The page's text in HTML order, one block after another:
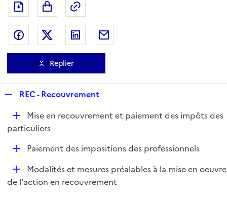
Exporter le document au format pdf
Partager sur Facebook
Partager sur Twitter
Partager sur LinkedIn
Replier
p
l
i
e
r
REC - Recouvrement
D
é
e
r
Mise en recouvrement et paiement des impôts des
particuliers
D
l
Paiement des impositions des professionnels
D
é
Modalités et mesures préalables à la mise en oeuvre
de l'action en recouvrement